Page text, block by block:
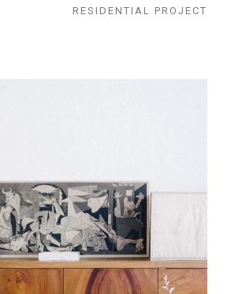
RESIDENTIAL PROJECT